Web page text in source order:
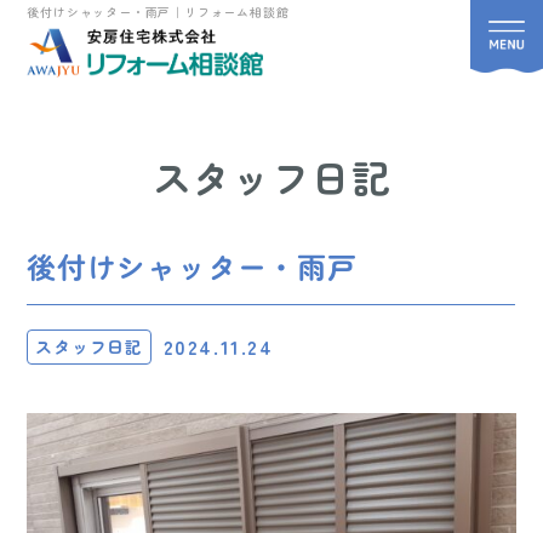
後付けシャッター・雨戸｜リフォーム相談館
スタッフ日記
後付けシャッター・雨戸
スタッフ日記 2024.11.24